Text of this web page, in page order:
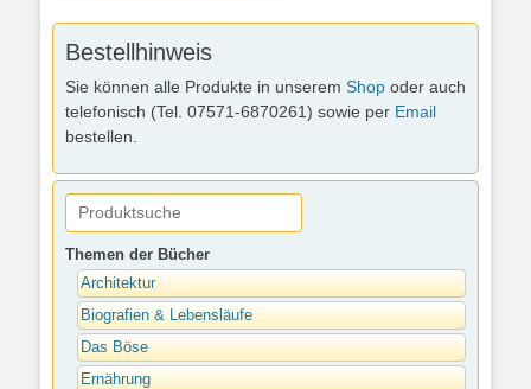
Bestellhinweis
Sie können alle Produkte in unserem Shop oder auch
telefonisch (Tel. 07571-6870261) sowie per Email
bestellen.
Themen der Bücher
Architektur
Biografien & Lebensläufe
Das Böse
Ernährung